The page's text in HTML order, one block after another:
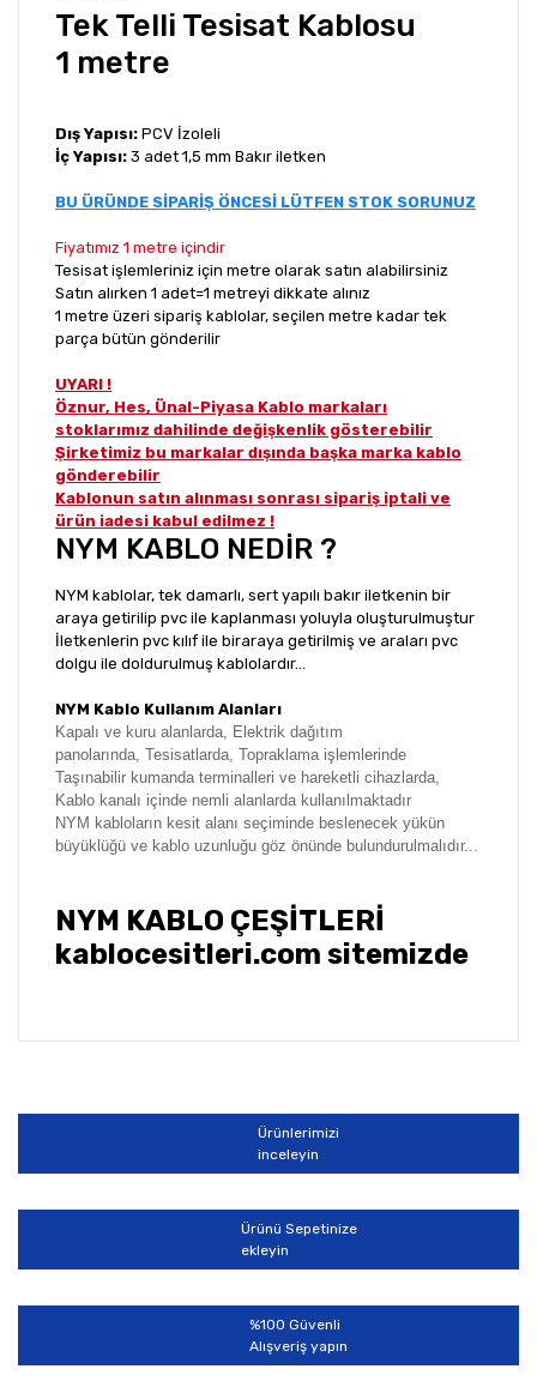
Tek Telli Tesisat Kablosu
1 metre
Dış Yapısı: PCV İzoleli
İç Yapısı: 3 adet 1,5 mm Bakır iletken
BU ÜRÜNDE SİPARİŞ ÖNCESİ LÜTFEN STOK SORUNUZ
Fiyatımız 1 metre içindir
Tesisat işlemleriniz için metre olarak satın alabilirsiniz
Satın alırken 1 adet=1 metreyi dikkate alınız
1 metre üzeri sipariş kablolar, seçilen metre kadar tek
parça bütün gönderilir
UYARI !
Öznur, Hes, Ünal-Piyasa Kablo markaları
stoklarımız dahilinde değişkenlik gösterebilir
Şirketimiz bu markalar dışında başka marka kablo
gönderebilir
Kablonun satın alınması sonrası sipariş iptali ve
ürün iadesi kabul edilmez !
NYM KABLO NEDİR ?
NYM kablolar, tek damarlı, sert yapılı bakır iletkenin bir
araya getirilip pvc ile kaplanması yoluyla oluşturulmuştur
İletkenlerin pvc kılıf ile biraraya getirilmiş ve araları pvc
dolgu ile doldurulmuş kablolardır...
NYM Kablo Kullanım Alanları
Kapalı ve kuru alanlarda, Elektrik dağıtım
panolarında, Tesisatlarda, Topraklama işlemlerinde
Taşınabilir kumanda terminalleri ve hareketli cihazlarda,
Kablo kanalı içinde nemli alanlardakullanılmaktadır
NYM kabloların kesit alanı seçiminde beslenecek yükün
büyüklüğü ve kablo uzunluğu göz önünde bulundurulmalıdır...
NYM KABLO ÇEŞİTLERİ
kablocesitleri.com sitemizde
Yorum Yaz
Bu ürünün fiyat bilgisi, resim, ürün açıklamalarında ve
Görüş ve önerileriniz için teşekkür ederiz.
Ürün resmi kalitesiz, bozuk veya görüntülenemiyor.
Ürün açıklamasında eksik bilgiler bulunuyor.
Ürün bilgilerinde hatalar bulunuyor.
Ürün fiyatı diğer sitelerden daha pahalı.
Bu ürüne benzer farklı alternatifler olmalı.
Ürünlerimizi
inceleyin
Ürünü Sepetinize
ekleyin
%100 Güvenli
Alışveriş yapın